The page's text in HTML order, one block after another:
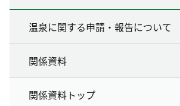
温泉に関する申請・報告について
関係資料
関係資料トップ